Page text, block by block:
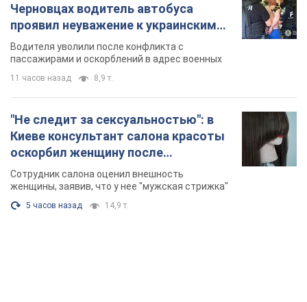
Черновцах водитель автобуса
проявил неуважение к украинским
военным и поплатился за это.
Видео
Водителя уволили после конфликта с
пассажирами и оскорблений в адрес военных
11 часов назад 8,9 т.
"Не следит за сексуальностью": в
Киеве консультант салона красоты
оскорбил женщину после
химиотерапии, разгорелся скандал.
Фото
Сотрудник салона оценил внешность
женщины, заявив, что у нее "мужская стрижка"
5 часов назад 14,9 т.